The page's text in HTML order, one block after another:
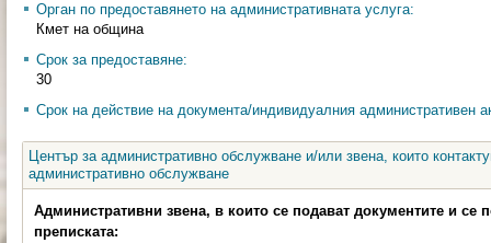
Орган по предоставянето на административната услуга:
Кмет на община
Срок за предоставяне:
30
Срок на действие на документа/индивидуалния административен
Център за административно обслужване и/или звена, които
административно обслужване
Административни звена, в които се подават документите и се
преписката: